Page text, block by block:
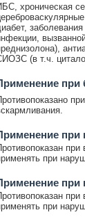
хроническая
(в т.ч.
при
при
при
при
при